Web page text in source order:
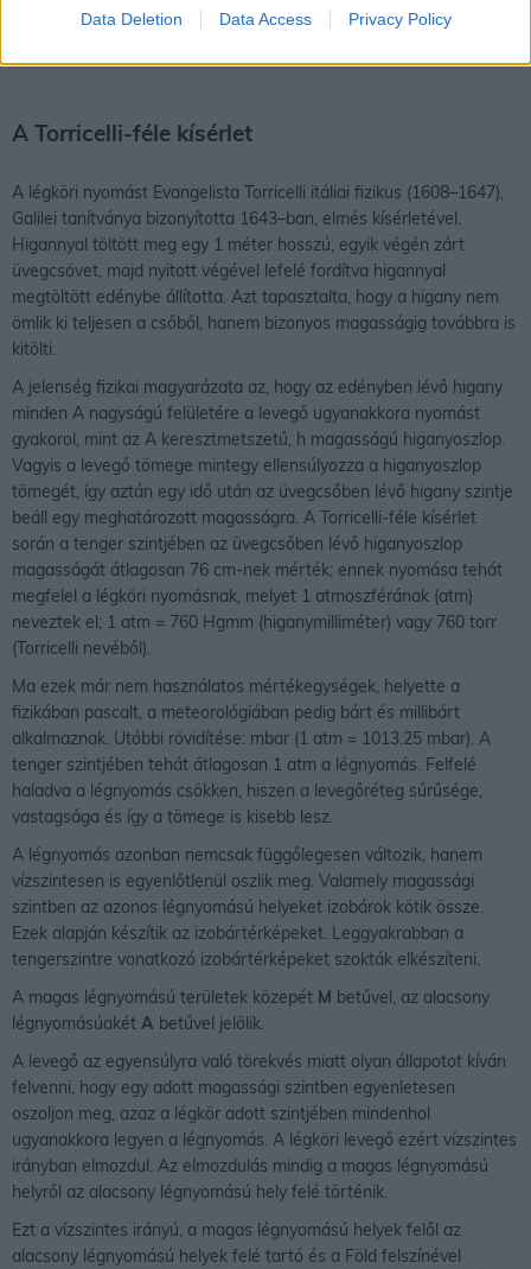
Data Deletion Data Access Privacy Policy
newton (N). A légnyomás, amelyet hivatalosan pascalban (Pa)
A Torricelli-féle kísérlet
A légköri nyomást Evangelista Torricelli itáliai fizikus (1608–1647),
Galilei tanítványa bizonyította 1643–ban, elmés kísérletével.
Higannyal töltött meg egy 1 méter hosszú, egyik végén zárt
üvegcsövet, majd nyitott végével lefelé fordítva higannyal
megtöltött edénybe állította. Azt tapasztalta, hogy a higany nem
ömlik ki teljesen a csőből, hanem bizonyos magasságig továbbra is
kitölti.
A jelenség fizikai magyarázata az, hogy az edényben lévő higany
minden A nagyságú felületére a levegő ugyanakkora nyomást
gyakorol, mint az A keresztmetszetű, h magasságú higanyoszlop.
Vagyis a levegő tömege mintegy ellensúlyozza a higanyoszlop
tömegét, így aztán egy idő után az üvegcsőben lévő higany szintje
beáll egy meghatározott magasságra. A Torricelli-féle kísérlet
során a tenger szintjében az üvegcsőben lévő higanyoszlop
magasságát átlagosan 76 cm-nek mérték; ennek nyomása tehát
megfelel a légköri nyomásnak, melyet 1 atmoszférának (atm)
neveztek el; 1 atm = 760 Hgmm (higanymilliméter) vagy 760 torr
(Torricelli nevéből).
Ma ezek már nem használatos mértékegységek, helyette a
fizikában pascalt, a meteorológiában pedig bárt és millibárt
alkalmaznak. Utóbbi rövidítése: mbar (1 atm = 1013.25 mbar). A
tenger szintjében tehát átlagosan 1 atm a légnyomás. Felfelé
haladva a légnyomás csökken, hiszen a levegőréteg sűrűsége,
vastagsága és így a tömege is kisebb lesz.
A légnyomás azonban nemcsak függőlegesen változik, hanem
vízszintesen is egyenlőtlenül oszlik meg. Valamely magassági
szintben az azonos légnyomású helyeket izobárok kötik össze.
Ezek alapján készítik az izobártérképeket. Leggyakrabban a
tengerszintre vonatkozó izobártérképeket szokták elkészíteni.
A magas légnyomású területek közepét M betűvel, az alacsony
légnyomásúakét A betűvel jelölik.
A levegő az egyensúlyra való törekvés miatt olyan állapotot kíván
felvenni, hogy egy adott magassági szintben egyenletesen
oszoljon meg, azaz a légkör adott szintjében mindenhol
ugyanakkora legyen a légnyomás. A légköri levegő ezért vízszintes
irányban elmozdul. Az elmozdulás mindig a magas légnyomású
helyről az alacsony légnyomású hely felé történik.
Ezt a vízszintes irányú, a magas légnyomású helyek felől az
alacsony légnyomású helyek felé tartó és a Föld felszínével